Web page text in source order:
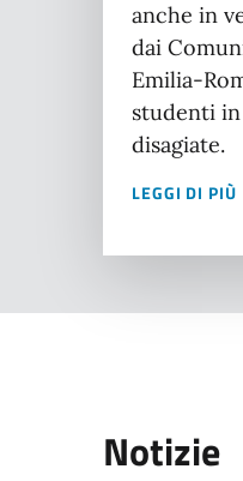
anche in
dai
Emilia-
studenti
disagiate.
LEGGI DI
Notizie